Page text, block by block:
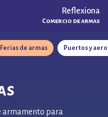
Reflexiona
Comercio de armas
Ferias de armas Puertos y
armamento para